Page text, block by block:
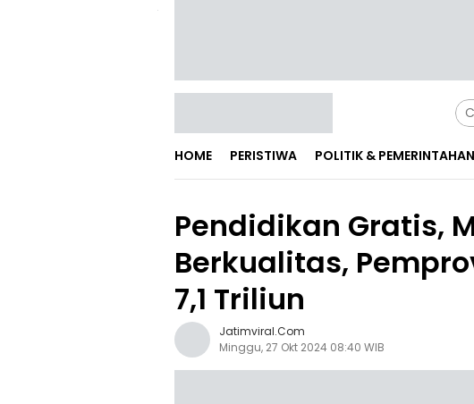
HOME PERISTIWA POLITIK & PEMERINTAHAN
Pendidikan Gratis,
Berkualitas,
7,1 Triliun
Jatimviral.com
Minggu, 27 Okt 2024 08:40 WIB